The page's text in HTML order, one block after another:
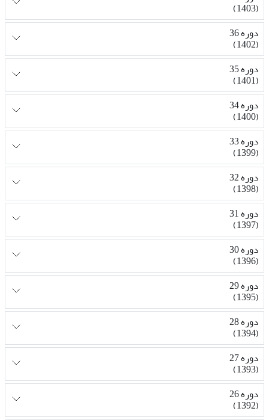
(1403)
دوره 36
(1402)
دوره 35
(1401)
دوره 34
(1400)
دوره 33
(1399)
دوره 32
(1398)
دوره 31
(1397)
دوره 30
(1396)
دوره 29
(1395)
دوره 28
(1394)
دوره 27
(1393)
دوره 26
(1392)